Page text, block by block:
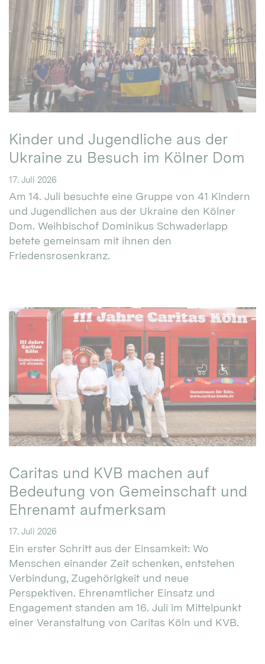
Kinder und Jugendliche aus der
Ukraine zu Besuch im Kölner Dom
17. Juli 2026
Am 14. Juli besuchte eine Gruppe von 41 Kindern
und Jugendlichen aus der Ukraine den Kölner
Dom. Weihbischof Dominikus Schwaderlapp
betete gemeinsam mit ihnen den
Friedensrosenkranz.
Caritas und KVB machen auf
Bedeutung von Gemeinschaft und
Ehrenamt aufmerksam
17. Juli 2026
Ein erster Schritt aus der Einsamkeit: Wo
Menschen einander Zeit schenken, entstehen
Verbindung, Zugehörigkeit und neue
Perspektiven. Ehrenamtlicher Einsatz und
Engagement standen am 16. Juli im Mittelpunkt
einer Veranstaltung von Caritas Köln und KVB.